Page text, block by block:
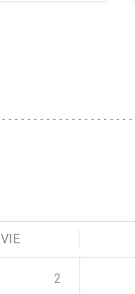
VIE
2